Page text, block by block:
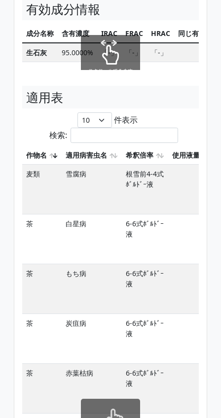
有効成分情報
成分名称 含有濃度 IRAC FRAC HRAC 同じ有効成
生石灰 95.0000% 「-」 「-」 「-」
スクロールできます
適用表
件表示
検索:
作物名 適用病害虫名 希釈倍率 使用液量
麦類
雪腐病
根雪前4-4式
ﾎﾞﾙﾄﾞｰ液
茶 白星病
6-6式ﾎﾞﾙﾄﾞｰ
液
茶 もち病
6-6式ﾎﾞﾙﾄﾞｰ
液
茶 炭疽病
6-6式ﾎﾞﾙﾄﾞｰ
液
茶 赤葉枯病
6-6式ﾎﾞﾙﾄﾞｰ
液